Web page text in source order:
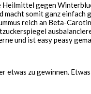
Heilmittel gegen
somit ganz einfach
reich an Beta-
und ist easy peasy
etwas zu gewinnen.